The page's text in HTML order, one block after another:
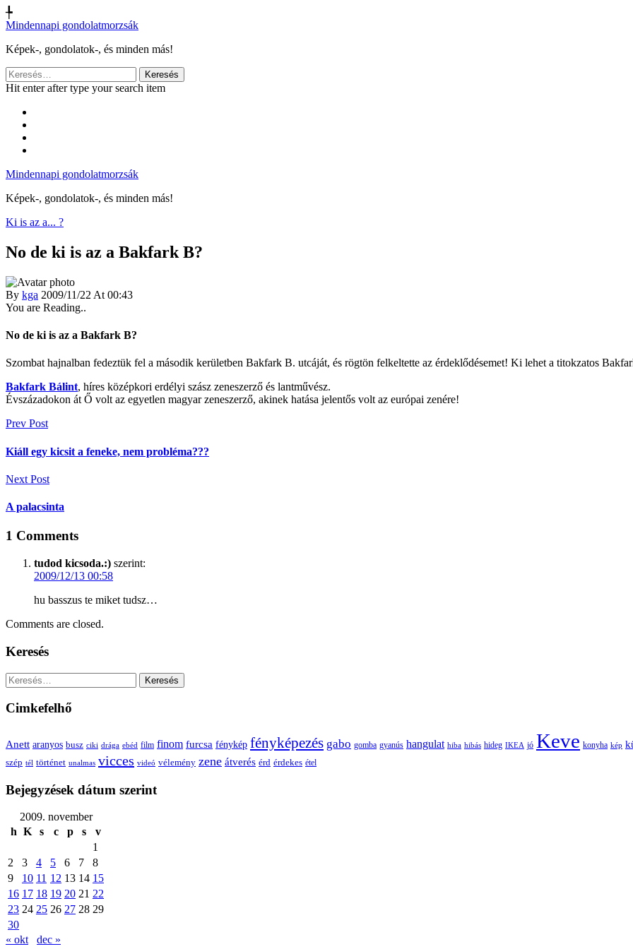
╄
Mindennapi gondolatmorzsák
Képek-, gondolatok-, és minden más!
Keresés:
Hit enter after type your search item
Mindennapi gondolatmorzsák
Képek-, gondolatok-, és minden más!
Ki is az a... ?
No de ki is az a Bakfark B?
By kga 2009/11/22 At 00:43
You are Reading..
No de ki is az a Bakfark B?
Szombat hajnalban fedeztük fel a második kerületben Bakfark B. utcáját, és rögtön felkeltette az érdeklődésemet! Ki lehet a titokzatos
Bakfark Bálint, híres középkori erdélyi szász zeneszerző és lantművész.
Évszázadokon át Ő volt az egyetlen magyar zeneszerző, akinek hatása jelentős volt az európai zenére!
Bejegyzés
navigáció
Prev Post
Kiáll egy kicsit a feneke, nem probléma???
Next Post
A palacsinta
1 Comments
tudod kicsoda.:) szerint:
2009/12/13 00:58
hu basszus te miket tudsz…
Comments are closed.
Keresés
Keresés:
Cimkefelhő
Anett aranyos busz ciki drága ebéd film finom furcsa fénykép fényképezés gabo gomba gyanús hangulat hiba hibás hideg IKEA jó Keve konyha kép
szép tél történet unalmas vicces videó vélemény zene átverés érd érdekes étel
Bejegyzések dátum szerint
2009. november
h K s c p s
v
1
2
3 4 5 6 7
8
9
10 11 12 13 14 15
16 17 18 19 20 21 22
23 24 25 26 27 28 29
30
« okt
dec »